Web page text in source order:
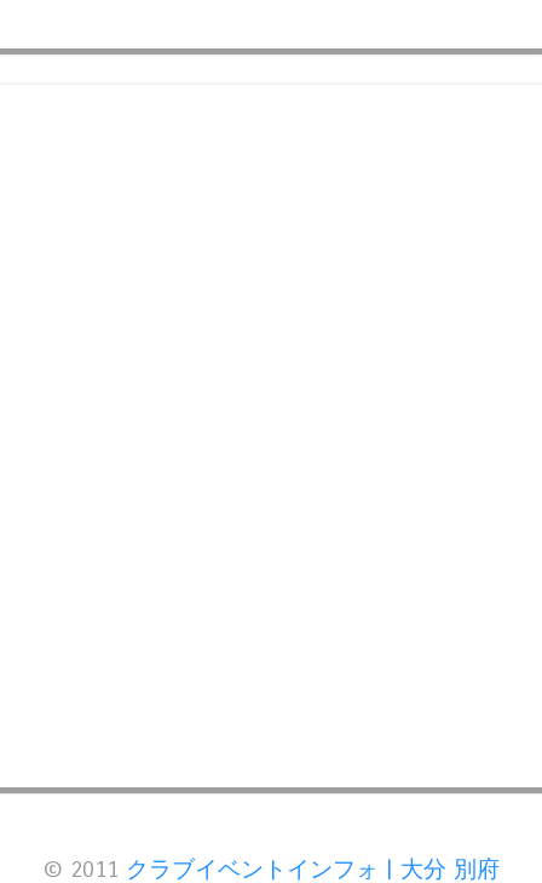
© 2011 クラブイベントインフォ | 大分 別府